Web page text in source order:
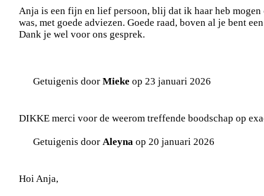
Anja is een fijn en lief persoon, blij dat ik haar heb
was, met goede adviezen. Goede raad, boven al je bent
Dank je wel voor ons gesprek.
Getuigenis door Mieke op 23 januari 2026
DIKKE merci voor de weerom treffende boodschap op
Getuigenis door Aleyna op 20 januari 2026
Hoi Anja,